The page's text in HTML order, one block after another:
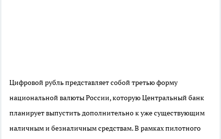
Цифровой рубль представляет собой третью форму
национальной валюты России, которую Центральный банк
планирует выпустить дополнительно к уже существующим
наличным и безналичным средствам. В рамках пилотного